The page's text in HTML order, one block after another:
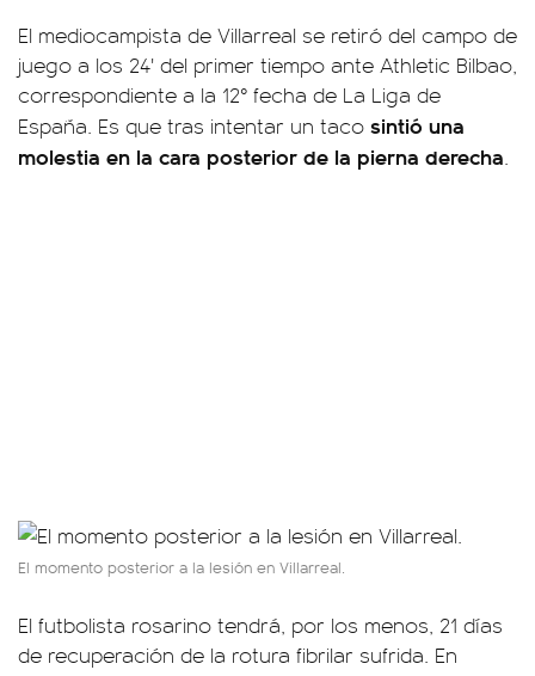
El mediocampista de Villarreal se retiró del campo de
juego a los 24' del primer tiempo ante Athletic Bilbao,
correspondiente a la 12° fecha de La Liga de
España. Es que tras intentar un taco sintió una
molestia en la cara posterior de la pierna derecha.
El momento posterior a la lesión en Villarreal.
El futbolista rosarino tendrá, por los menos, 21 días
de recuperación de la rotura fibrilar sufrida. En